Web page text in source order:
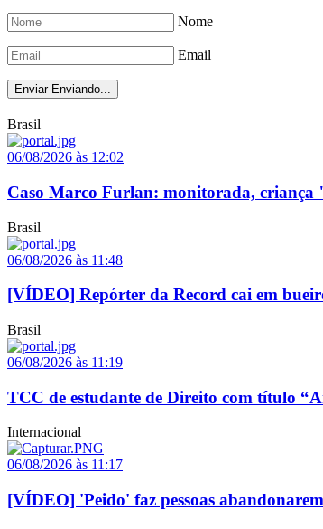
Nome
Email
Enviar Enviando...
Brasil
06/08/2026 às 12:02
Caso Marco Furlan: monitorada, criança
Brasil
06/08/2026 às 11:48
[VÍDEO] Repórter da Record cai em
Brasil
06/08/2026 às 11:19
TCC de estudante de Direito com título
Internacional
06/08/2026 às 11:17
[VÍDEO] 'Peido' faz pessoas